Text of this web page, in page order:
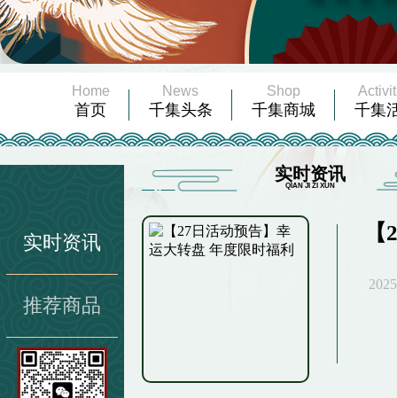
Home
首页
News
千集头条
Shop
千集商城 千集
实时资讯
推荐商品
实时资讯
QIAN JI ZI XUN